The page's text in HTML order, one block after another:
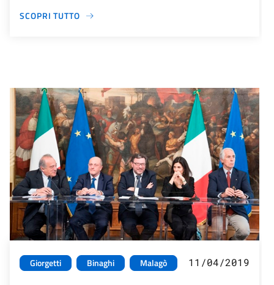
SCOPRI TUTTO
Giorgetti Binaghi Malagò 11/04/2019